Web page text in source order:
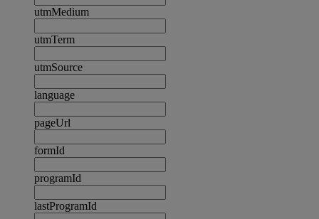
utmMedium
utmTerm
utmSource
language
pageUrl
formId
programId
lastProgramId